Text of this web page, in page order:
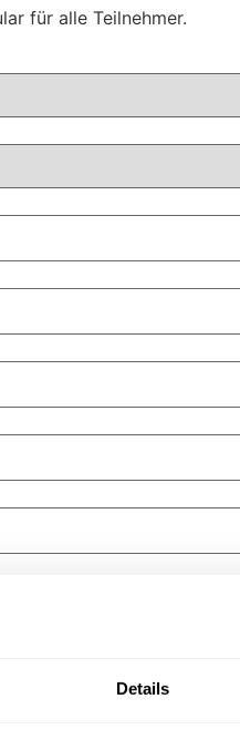
Details
für alle Teilnehmer.